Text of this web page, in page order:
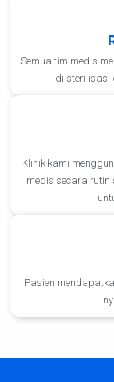
Semua tim medis
di sterilisasi
Klinik kami
medis secara rutin
Pasien